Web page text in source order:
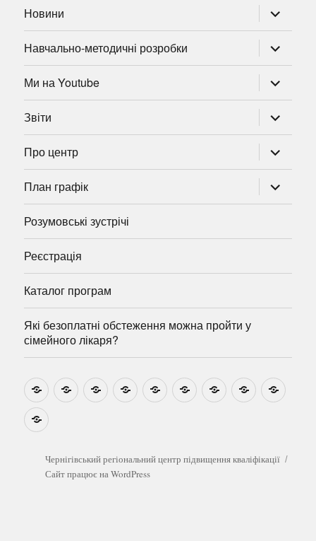
Новини
підменю
Навчально-методичні розробки
підменю
Ми на Youtube
підменю
Звіти
підменю
Про центр
підменю
План графік
підменю
Розумовські зустрічі
Реєстрація
Каталог програм
Які безоплатні обстеження можна пройти у
сімейного лікаря?
НовиниНавчально-
методичні
Ми
на
Звіти Про
центр
План
графік
Розумовські
зустрічі
Реєстрація
Які
безоплатні
можна
пройти
у
Чернігівський регіональний центр підвищення кваліфікації
Сайт працює на WordPress